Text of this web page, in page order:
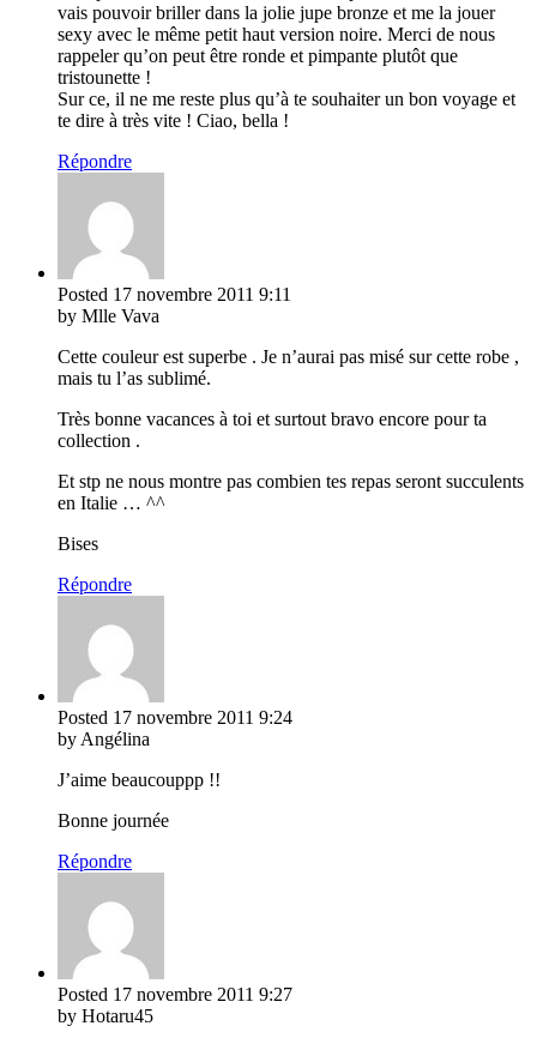
vais pouvoir briller dans la jolie jupe bronze et me la jouer
sexy avec le même petit haut version noire. Merci de nous
rappeler qu’on peut être ronde et pimpante plutôt que
tristounette !
Sur ce, il ne me reste plus qu’à te souhaiter un bon voyage et
te dire à très vite ! Ciao, bella !
Répondre
Posted 17 novembre 2011 9:11
by Mlle Vava
Cette couleur est superbe . Je n’aurai pas misé sur cette robe ,
mais tu l’as sublimé.
Très bonne vacances à toi et surtout bravo encore pour ta
collection .
Et stp ne nous montre pas combien tes repas seront succulents
en Italie … ^^
Bises
Répondre
Posted 17 novembre 2011 9:24
by Angélina
J’aime beaucouppp !!
Bonne journée
Répondre
Posted 17 novembre 2011 9:27
by Hotaru45